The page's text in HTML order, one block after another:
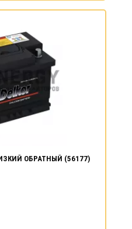
ОБРАТНЫЙ (56177)